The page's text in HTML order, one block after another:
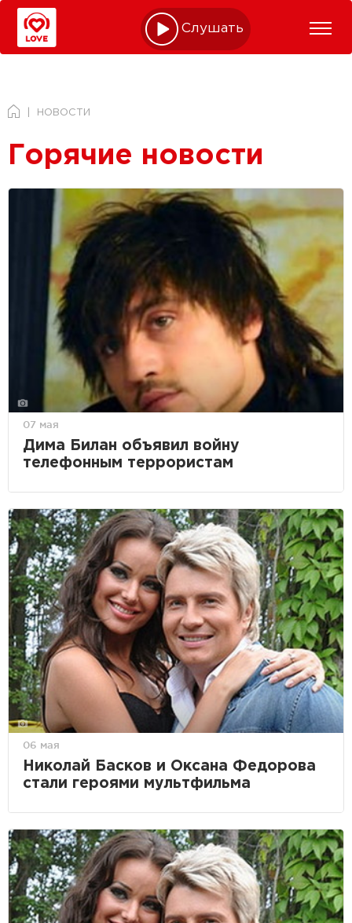
Слушать online
НОВОСТИ
Горячие новости
07 мая
Дима Билан объявил войну
телефонным террористам
06 мая
Николай Басков и Оксана Федорова
стали героями мультфильма